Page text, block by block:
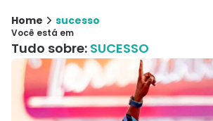
Home sucesso
Você está em
Tudo sobre: SUCESSO